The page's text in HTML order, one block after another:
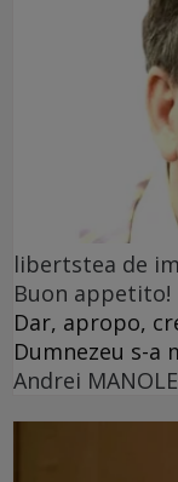
libertstea de
Buon appetito!
Dar, apropo,
Dumnezeu s-a
Andrei